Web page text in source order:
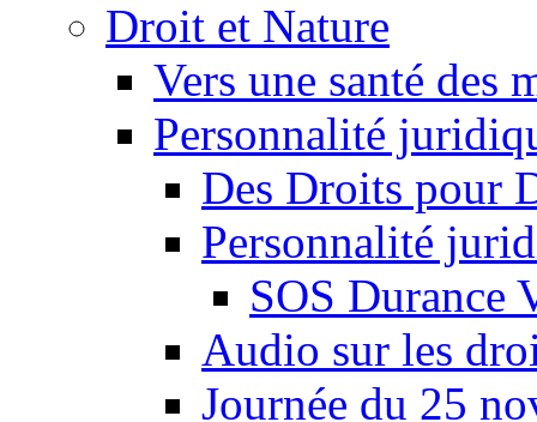
Droit et Nature
Vers une santé des
Personnalité
Des Droits pour
Personnalité
SOS Durance
Audio sur les
Journée du 25